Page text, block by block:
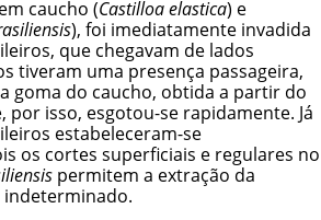
caucho (Castilloa elastica) e
), foi imediatamente invadida
que chegavam de lados
tiveram uma presença passageira,
goma do caucho, obtida a partir do
por isso, esgotou-se rapidamente. Já
estabeleceram-se
os cortes superficiais e regulares no
permitem a extração da